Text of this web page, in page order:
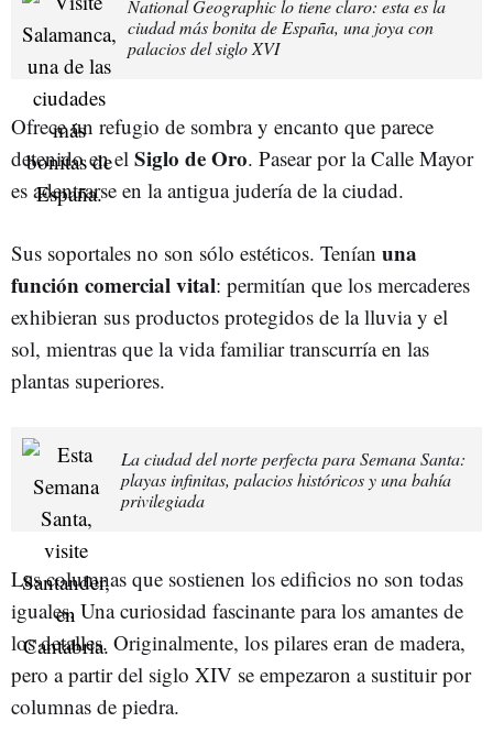
National Geographic lo tiene claro: esta es la
ciudad más bonita de España, una joya con
palacios del siglo XVI
Ofrece un refugio de sombra y encanto que parece
detenido en el Siglo de Oro. Pasear por la Calle Mayor
es adentrarse en la antigua judería de la ciudad.
Sus soportales no son sólo estéticos. Tenían una
función comercial vital: permitían que los mercaderes
exhibieran sus productos protegidos de la lluvia y el
sol, mientras que la vida familiar transcurría en las
plantas superiores.
La ciudad del norte perfecta para Semana Santa:
playas infinitas, palacios históricos y una bahía
privilegiada
Las columnas que sostienen los edificios no son todas
iguales. Una curiosidad fascinante para los amantes de
los detalles. Originalmente, los pilares eran de madera,
pero a partir del siglo XIV se empezaron a sustituir por
columnas de piedra.